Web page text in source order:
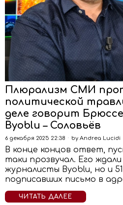
Плюрализм СМИ
политической
деле говорит
Byoblu – Соловьёв
6 декабря 2025 22:38 by Andrea Lucidi
В конце концов ответ,
таки прозвучал. Его
журналисты Byoblu, но и
подписавших письмо в
ЧИТАТЬ ДАЛЕЕ